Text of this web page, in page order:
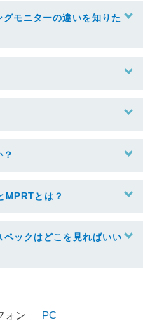
モニターの違いを知りた
MPRTとは？
ックはどこを見ればいい
ン ｜ PC